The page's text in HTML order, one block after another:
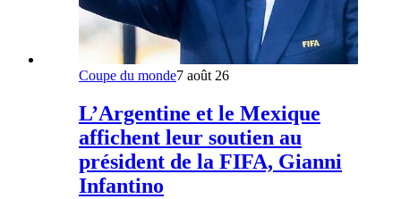
Coupe du monde7 août 26
L’Argentine et le Mexique
affichent leur soutien au
président de la FIFA, Gianni
Infantino